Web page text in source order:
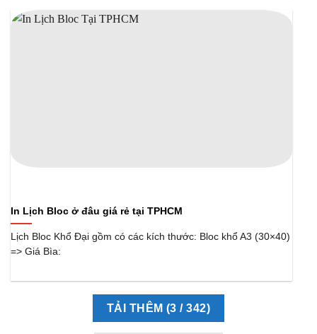
In Lịch Bloc ở đâu giá rẻ tại TPHCM
Lịch Bloc Khổ Đại gồm có các kích thước: Bloc khổ A3 (30×40)
=> Giá Bìa:
TẢI THÊM (3 / 342)